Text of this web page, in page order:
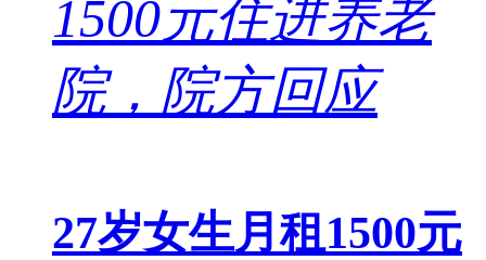
27岁女生月租1500元